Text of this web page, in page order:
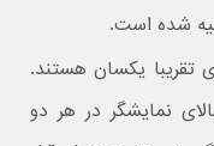
تقریبا یکسان هستند.
نمایشگر در هر دو